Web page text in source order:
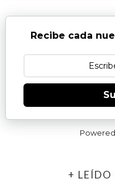
Recibe cada
+ LEÍDO